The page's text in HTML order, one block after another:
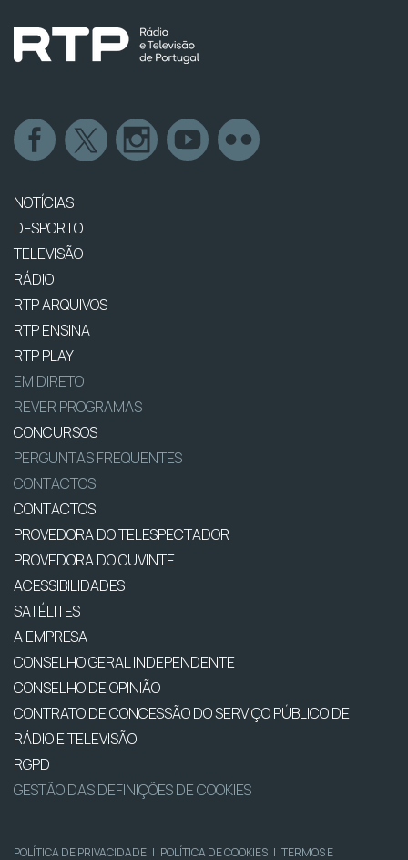
NOTÍCIAS
DESPORTO
TELEVISÃO
RÁDIO
RTP ARQUIVOS
RTP ENSINA
RTP PLAY
EM DIRETO
REVER PROGRAMAS
CONCURSOS
PERGUNTAS FREQUENTES
CONTACTOS
CONTACTOS
PROVEDORA DO TELESPECTADOR
PROVEDORA DO OUVINTE
ACESSIBILIDADES
SATÉLITES
A EMPRESA
CONSELHO GERAL INDEPENDENTE
CONSELHO DE OPINIÃO
CONTRATO DE CONCESSÃO DO SERVIÇO PÚBLICO DE
RÁDIO E TELEVISÃO
RGPD
GESTÃO DAS DEFINIÇÕES DE COOKIES
POLÍTICA DE PRIVACIDADE | POLÍTICA DE COOKIES | TERMOS E